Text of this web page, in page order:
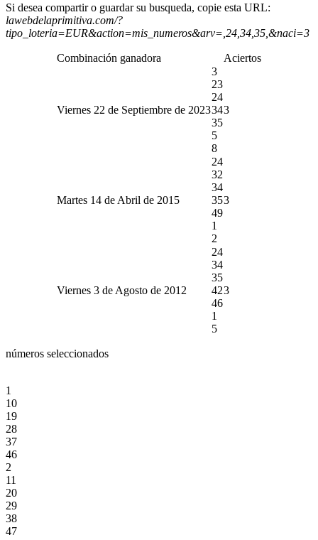
Si desea compartir o guardar su busqueda, copie esta URL:
lawebdelaprimitiva.com/?
tipo_loteria=EUR&action=mis_numeros&arv=,24,34,35,&naci=3
Combinación ganadora Aciertos
Viernes 22 de Septiembre de 2023
3
23
24
34
35
5
8
3
Martes 14 de Abril de 2015
24
32
34
35
49
1
2
3
Viernes 3 de Agosto de 2012
24
34
35
42
46
1
5
3
números seleccionados
1
10
19
28
37
46
2
11
20
29
38
47